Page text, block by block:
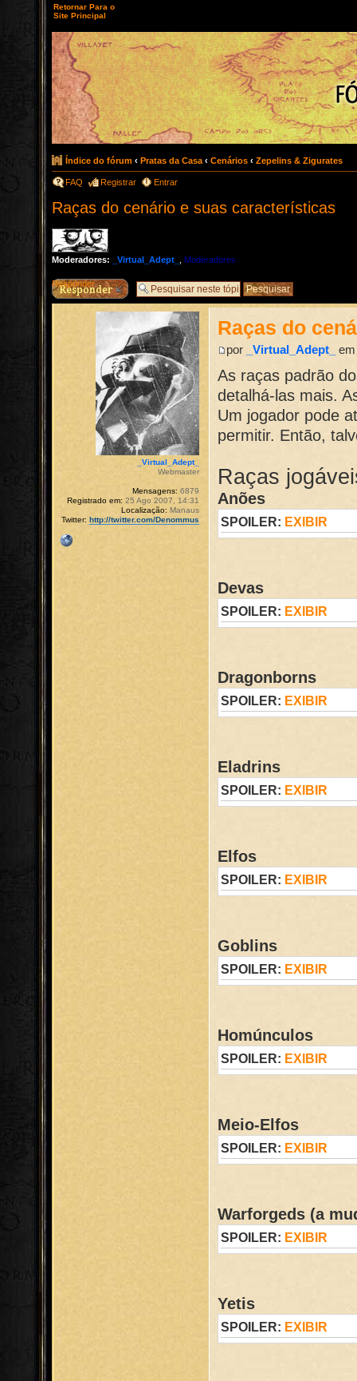
Retornar Para o
Site Principal
Índice do fórum ‹ Pratas da Casa ‹ Cenários ‹ Zepelins & Zigurates
FAQ Registrar Entrar
Raças do cenário e suas características
Moderadores: _Virtual_Adept_ Moderadores
Responder
Raças do
por _Virtual_Adept_
As raças padrão
detalhá-las mais.
Um jogador pode
permitir. Então,
Raças
Anões
SPOILER: EXIBIR
Devas
SPOILER: EXIBIR
Dragonborns
SPOILER: EXIBIR
Eladrins
SPOILER: EXIBIR
Elfos
SPOILER: EXIBIR
Goblins
SPOILER: EXIBIR
Homúnculos
SPOILER: EXIBIR
Meio-Elfos
SPOILER: EXIBIR
Warforgeds (a
SPOILER: EXIBIR
Yetis
SPOILER: EXIBIR
_Virtual_Adept_
Webmaster
Mensagens: 6879
Registrado em: 25 Ago 2007, 14:31
Localização: Manaus
Twitter: http://twitter.com/Denommus